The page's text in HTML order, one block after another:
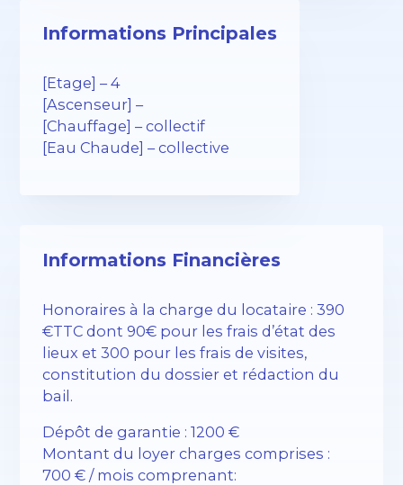
Informations Principales
[Etage] – 4
[Ascenseur] –
[Chauffage] – collectif
[Eau Chaude] – collective
Informations Financières
Honoraires à la charge du locataire : 390
€TTC dont 90€ pour les frais d’état des
lieux et 300 pour les frais de visites,
constitution du dossier et rédaction du
bail.
Dépôt de garantie : 1200 €
Montant du loyer charges comprises :
700 € / mois comprenant: